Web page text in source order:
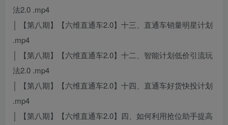
法2.0 .mp4
│ 【第八期】【六维直通车2.0】十三、直通车销量明星计划
.mp4
│ 【第八期】【六维直通车2.0】十二、智能计划低价引流玩
法2.0 .mp4
│ 【第八期】【六维直通车2.0】十四、直通车好货快投计划
.mp4
│ 【第八期】【六维直通车2.0】四、如何利用抢位助手提高